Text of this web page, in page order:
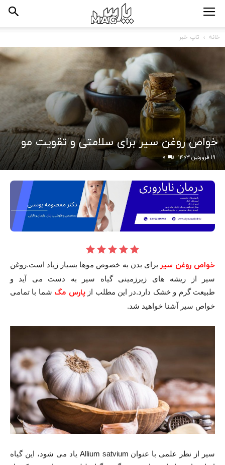
خانه تاپ خبر
خواص روغن سیر برای سلامتی و تقویت مو
۱۹ فروردین ۱۴۰۳ ۰
خواص روغن سیر برای بدن به خصوص موها بسیار زیاد است.روغن
سیر از ریشه های زیرزمینی گیاه سیر به دست می آید و
طبیعت گرم و خشک دارد.در این مطلب ازپارس مگ شما با تمامی
خواص سیر آشنا خواهید شد.
سیر از نظر علمی با عنوان Allium satvium یاد می شود، این گیاه